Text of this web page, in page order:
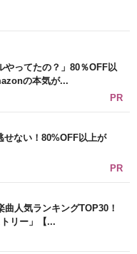
やってたの？」80％OFF以
の本気が...
PR
ない！80%OFF以上が
PR
曲人気ランキングTOP30！
リー」【...